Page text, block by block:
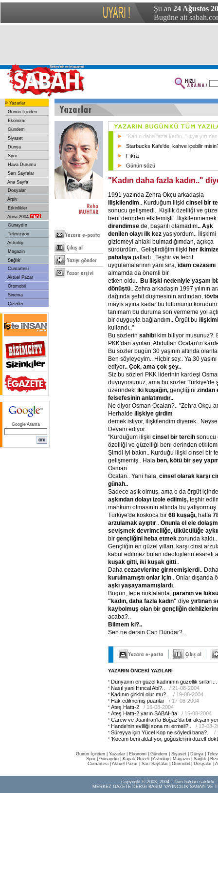
Şu an 24 Ağustos
Bugüne ait
» Yazarlar
Günün İçinden
Ekonomi
Gündem
Siyaset
Dünya
Spor
Hava Durumu
Sarı Sayfalar
Ana Sayfa
Dosyalar
Arşiv
Etkinlikler
Atina 2004
Günaydın
Televizyon
Astroloji
Magazin
Sağlık
Cumartesi
Aktüel Pazar
Otomobil
Sinema
Çizerler
Google Arama
"Kadın daha fazla kadın.." diye
Starbucks Kafe'de, kahve içebilir
Fıkra
Günün sözü
"Kadın daha fazla kadın.."
1991 yazında Zehra Okçu arkadaşla
ilişkilendim .. Kurduğum ilişki cinsel bir
sonucu gelişmedi.. Kişilik özelliği ve
beni derinden etkilemişti.. İlişkilenmemek
direndimse de, başarılı olamadım.. Aşk
denilen olayı ilk kez yaşıyordum.. İlişkimi
gizlemeyi ahlaki bulmadığımdan, açıkça
sürdürdüm.. Geliştirdiğim ilişki her
pahalıya patladı.. Teşhir ve tecrit
uygulamalarının yanı sıra, idam cezasını
almamda da önemli bir
etken oldu.. Bu ilişki nedeniyle yaşam
dönüştü .. Zehra arkadaşın 1997 yılının
dağında şehit düşmesinin ardından,
mayıs ayına kadar bu tutumumu
tanımam bu duruma son vermeme yol
bir duyguyla bağlandım.. Örgüt bu
kullandı.."
Bu sözlerin sahibi kim biliyor musunuz?.
PKK'dan ayrılan, Abdullah Öcalan'ın
Bu sözler bugün 30 yaşının altında
Ben söyleyeyim.. Hiçbir şey.. Ya 30
ediyor.. Çok, ama çok şey..
Siz bu sözleri PKK liderinin kardeşi
duyuyorsunuz, ama bu sözler Türkiye'de
üzerindeki iki kuşağın, gençliğini zindan
felsefesinin anlatımıdır..
Ne diyor Osman Öcalan?.. "Zehra Okçu
Herhalde ilişkiye girdim
demek istiyor, ilişkilendim diyerek..
Devam ediyor:
"Kurduğum ilişki cinsel bir tercih sonucu
özelliği ve güzelliği beni derinden
Şimdi iyi bakın.. Kurduğu ilişki cinsel bir
gelişmemiş.. Hala ben, kötü bir şey
Osman
Öcalan.. Yani hala, cinsel olarak karşı
günah..
Sadece aşık olmuş, ama o da örgüt
aşkından dolayı izole edilmiş, teşhir
mahkum olmasının altında bu
Türkiye'de koskoca bir 68 kuşağı, hatta
arzulamak ayıptır
Onunla el ele
sevişmek devrimciliğe, ülkücülüğe
bir gençliğini heba etmek zorunda kaldı..
Gençliğin en güzel yılları, karşı cinsi
kabul edilmez bulan ideolojilerin esareti
kuşak gitti, iki kuşak gitti
Daha cezaevlerine girmemişlerdi ..
kurulmamıştı onlar için .. Onlar
aşkı yaşayamamışlardı
Bugün, tepe noktalarda, paranın ve
"kadın, daha fazla kadın" diye yırtınan
kaybolmuş olan bir gençliğin
acaba?..
Bilmem ki?..
Sen ne dersin Can Dündar?..
YAZARIN ÖNCEKİ YAZILARI
Dünyanın en güzel kadınının güzellik sırları...
Nasıl yani Hıncal Abi?..
/ 21-08-2004
Kadının çirkini olur mu?..
/ 19-08-2004
Hak edilmemiş puanlar
/ 17-08-2004
Ateş Hattı-2
/ 16-08-2004
Ateş Hattı-2 yarın SABAH'ta
/ 15-08-2004
Carew ve Juanfran'la Boğaz'da bir akşam
Hande'nin evliliği sona mı ermeli?..
/ 12-08-
Süreyya için Yücel Kop ne söyledi bana?..
/
'Kocam beni aldatıyor, göğüslerimi düzelt
Günün İçinden Yazarlar Ekonomi Gündem Siyaset Dünya |
Spor
Günaydın Kapak Güzeli Astroloji Magazin Sağlık
Cumartesi| Aktüel Pazar| Sarı Sayfalar| Otomobil Dosyalar|
Copyright © 2003, 2004 - Tüm hakları saklıdır.
MERKEZ GAZETE DERGİ BASIM YAYINCILIK SANAYİ VE